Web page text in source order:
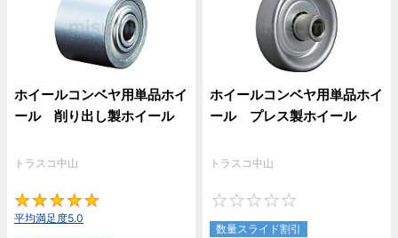
ホイールコンベヤ用単品ホイ
ール 削り出し製ホイール
トラスコ中山
平均満足度5.0
ホイールコンベヤ用単品ホイ
ール プレス製ホイール
トラスコ中山
数量スライド割引